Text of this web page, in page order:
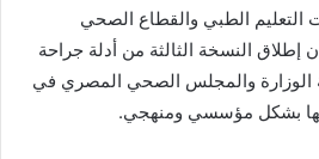
الطبي والقطاع الصحي
إطلاق النسخة الثالثة من أدلة جراحة
الوزارة والمجلس الصحي المصري في
بشكل مؤسسي ومنهجي.